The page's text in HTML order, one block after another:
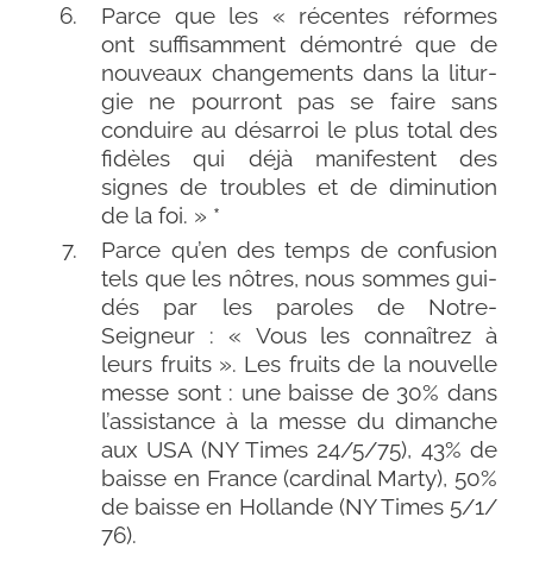
Parce que les « récentes réformes
ont suf­fi­sam­ment démon­tré que de
nou­veaux chan­ge­ments dans la litur­
gie ne pour­ront pas se faire sans
conduire au désar­roi le plus total des
fidèles qui déjà mani­festent des
signes de troubles et de dimi­nu­tion
de la foi. » *
Parce qu’en des temps de confu­sion
tels que les nôtres, nous sommes gui­
dés par les paroles de Notre-​
Seigneur : « Vous les connaî­trez à
leurs fruits ». Les fruits de la nou­velle
messe sont : une baisse de 30% dans
l’assistance à la messe du dimanche
aux USA (NY Times 24/​5/​75), 43% de
baisse en France (car­di­nal Marty), 50%
de baisse en Hollande (NY Times 5/​1/​
76).